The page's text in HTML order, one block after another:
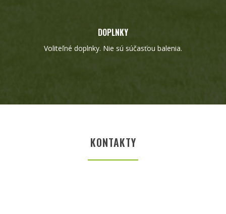
DOPLNKY
Voliteľné doplnky. Nie sú súčasťou balenia.
KONTAKTY